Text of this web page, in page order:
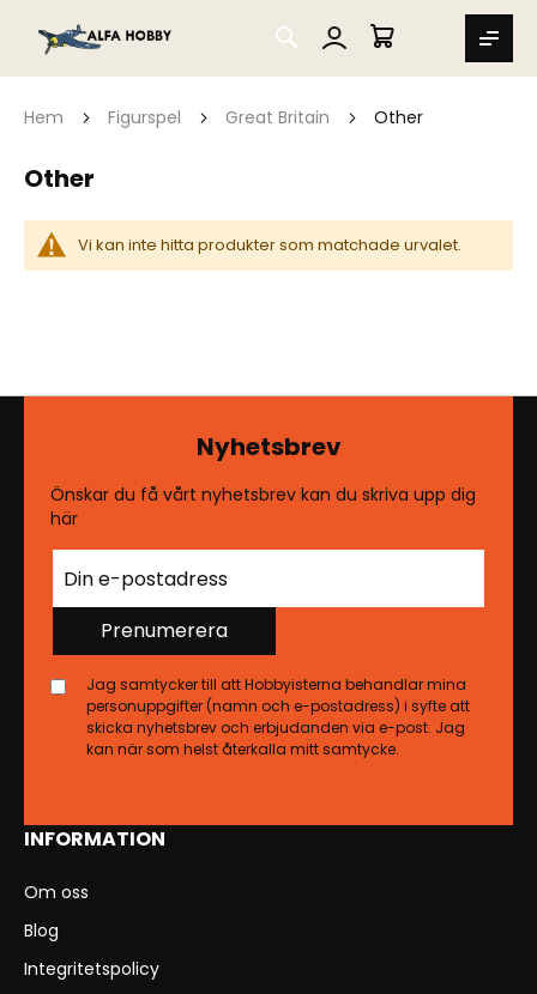
SEARCH
MIN VARUKORG
Hem Figurspel Great Britain Other
Other
Vi kan inte hitta produkter som matchade urvalet.
INFORMATION
Om oss
Blog
Integritetspolicy
Nyhetsbrev
Önskar du få vårt nyhetsbrev kan du skriva upp dig
här
Prenumerera
Jag samtycker till att Hobbyisterna behandlar mina
personuppgifter (namn och e-postadress) i syfte att
skicka nyhetsbrev och erbjudanden via e-post. Jag
kan när som helst återkalla mitt samtycke.